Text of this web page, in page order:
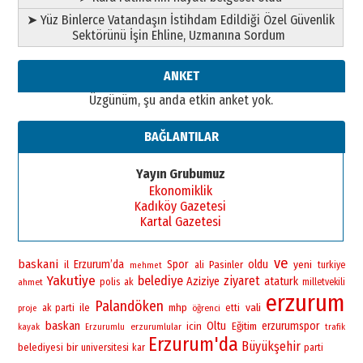
Ahmed Yesevi’den bir Alperen…
”Reisimiz” idi… Hakka yürüdü.!
26 Mart 2026 Perşembe
gönül adamı Faruk Terzioğlu!
bir vizyon proje daha!
02 Ağustos 2026 Pazar
➤ Yüz Binlerce Vatandaşın İstihdam Edildiği Özel Güvenlik
Sektörünü İşin Ehline, Uzmanına Sordum
ANKET
Üzgünüm, şu anda etkin anket yok.
BAĞLANTILAR
Yayın Grubumuz
Ekonomiklik
Kadıköy Gazetesi
Kartal Gazetesi
baskani il Erzurum’da mehmet Spor ali Pasinler oldu ve yeni turkiye
ahmet Yakutiye polis ak belediye Aziziye ziyaret ataturk milletvekili
proje ak parti ile Palandöken mhp öğrenci etti vali erzurum
kayak baskan Erzurumlu erzurumlular icin Oltu Eğitim erzurumspor trafik
belediyesi bir universitesi kar Erzurum'da Büyükşehir parti